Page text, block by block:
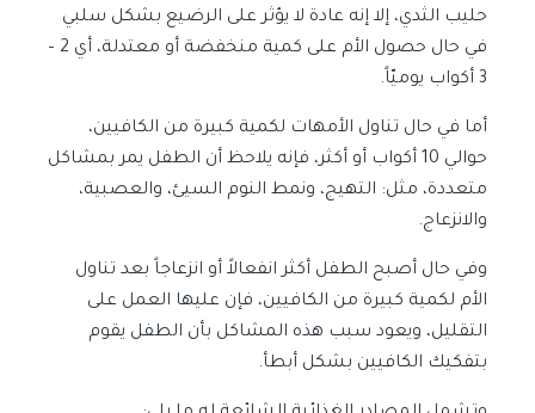
حليب الثدي، إلا إنه عادة لا يؤثر على الرضيع بشكل سلبي
في حال حصول الأم على كمية منخفضة أو معتدلة، أي 2 –
3 أكواب يوميّاً.
أما في حال تناول الأمهات لكمية كبيرة من الكافيين،
حوالي 10 أكواب أو أكثر، فإنه يلاحظ أن الطفل يمر بمشاكل
متعددة، مثل: التهيج، ونمط النوم السيئ، والعصبية،
والانزعاج.
وفي حال أصبح الطفل أكثر انفعالاً أو انزعاجاً بعد تناول
الأم لكمية كبيرة من الكافيين، فإن عليها العمل على
التقليل، ويعود سبب هذه المشاكل بأن الطفل يقوم
بتفكيك الكافيين بشكل أبطأ.